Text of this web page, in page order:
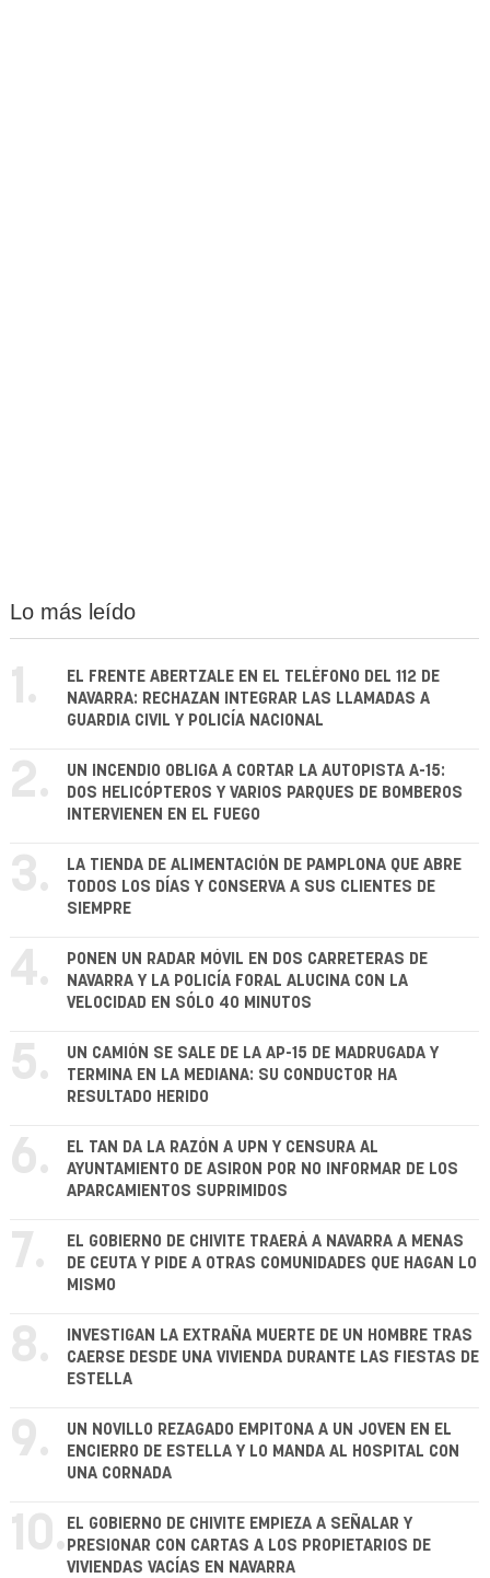
Lo más leído
1.
EL FRENTE ABERTZALE EN EL TELÉFONO DEL 112 DE
NAVARRA: RECHAZAN INTEGRAR LAS LLAMADAS A
GUARDIA CIVIL Y POLICÍA NACIONAL
2.
UN INCENDIO OBLIGA A CORTAR LA AUTOPISTA A-15:
DOS HELICÓPTEROS Y VARIOS PARQUES DE BOMBEROS
INTERVIENEN EN EL FUEGO
3.
LA TIENDA DE ALIMENTACIÓN DE PAMPLONA QUE ABRE
TODOS LOS DÍAS Y CONSERVA A SUS CLIENTES DE
SIEMPRE
4.
PONEN UN RADAR MÓVIL EN DOS CARRETERAS DE
NAVARRA Y LA POLICÍA FORAL ALUCINA CON LA
VELOCIDAD EN SÓLO 40 MINUTOS
5.
UN CAMIÓN SE SALE DE LA AP-15 DE MADRUGADA Y
TERMINA EN LA MEDIANA: SU CONDUCTOR HA
RESULTADO HERIDO
6.
EL TAN DA LA RAZÓN A UPN Y CENSURA AL
AYUNTAMIENTO DE ASIRON POR NO INFORMAR DE LOS
APARCAMIENTOS SUPRIMIDOS
7.
EL GOBIERNO DE CHIVITE TRAERÁ A NAVARRA A MENAS
DE CEUTA Y PIDE A OTRAS COMUNIDADES QUE HAGAN LO
MISMO
8.
INVESTIGAN LA EXTRAÑA MUERTE DE UN HOMBRE TRAS
CAERSE DESDE UNA VIVIENDA DURANTE LAS FIESTAS DE
ESTELLA
9.
UN NOVILLO REZAGADO EMPITONA A UN JOVEN EN EL
ENCIERRO DE ESTELLA Y LO MANDA AL HOSPITAL CON
UNA CORNADA
10. EL GOBIERNO DE CHIVITE EMPIEZA A SEÑALAR Y
PRESIONAR CON CARTAS A LOS PROPIETARIOS DE
VIVIENDAS VACÍAS EN NAVARRA